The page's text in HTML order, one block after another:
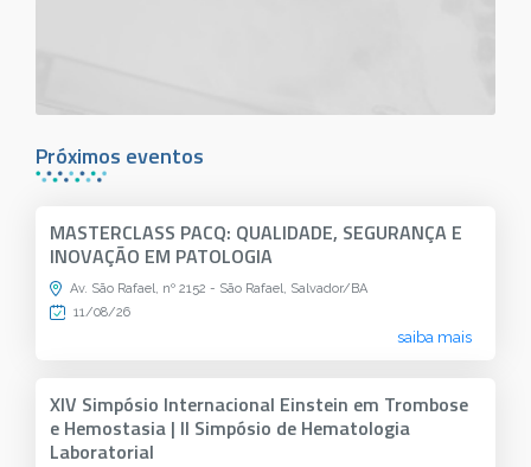
Próximos eventos
MASTERCLASS PACQ: QUALIDADE, SEGURANÇA E
INOVAÇÃO EM PATOLOGIA
Av. São Rafael, nº 2152 - São Rafael, Salvador/BA
11/08/26
saiba mais
XIV Simpósio Internacional Einstein em Trombose
e Hemostasia | II Simpósio de Hematologia
Laboratorial